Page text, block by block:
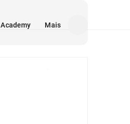
Academy Mais